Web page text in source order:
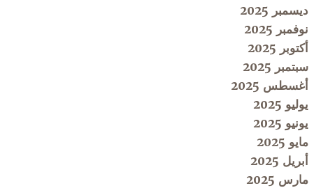
ديسمبر 2025
نوفمبر 2025
أكتوبر 2025
سبتمبر 2025
أغسطس 2025
يوليو 2025
يونيو 2025
مايو 2025
أبريل 2025
مارس 2025